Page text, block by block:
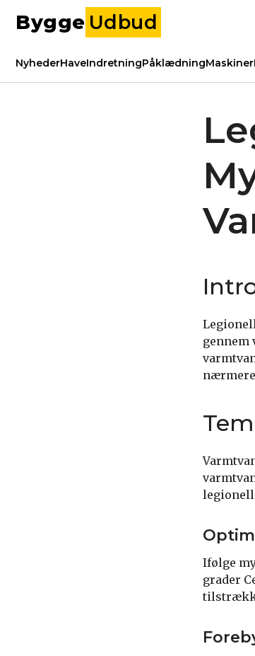
Bygge Udbud
NyhederHaveIndretningPåklædningMaskiner
gennem
Ifølge
grader